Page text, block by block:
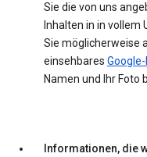
Sie die von uns
Inhalten in in
Sie möglicherweise
einsehbares Google-
Namen und Ihr Foto
Informationen, die